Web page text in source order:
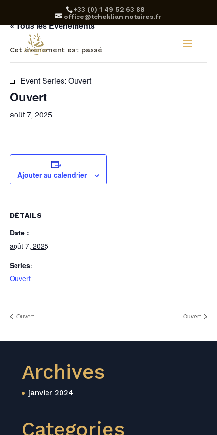
‪+33 (0) 1 49 52 63 88‬
office@tcheklian.notaires.fr
« Tous les Évènements
Cet évènement est passé
Event Series: Ouvert
Ouvert
août 7, 2025
Ajouter au calendrier
DÉTAILS
Date :
août 7, 2025
Series:
Ouvert
Ouvert Ouvert
Archives
janvier 2024
Categories